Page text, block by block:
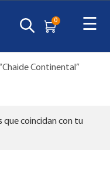
0 ☰
Continental”
que coincidan con tu